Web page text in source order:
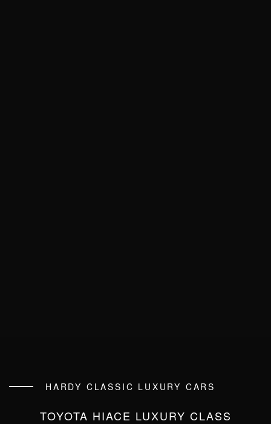
HARDY CLASSIC LUXURY CARS
TOYOTA HIACE LUXURY CLASS